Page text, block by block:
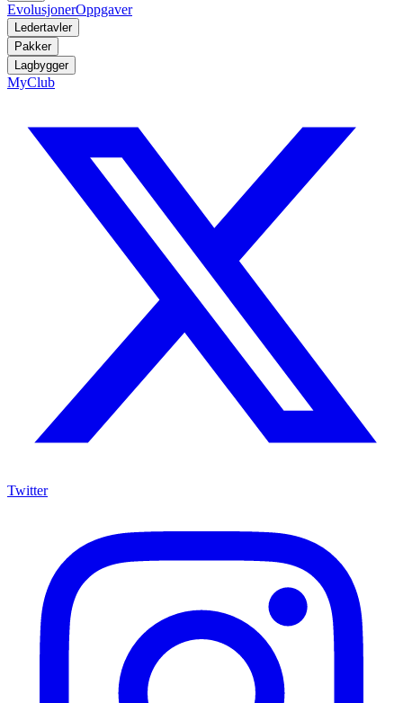
EvolusjonerOppgaver
Ledertavler
Pakker
Lagbygger
MyClub
Twitter